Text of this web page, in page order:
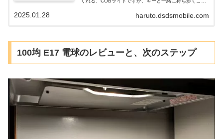
を明るくしてくれる、「COB キーライト」になります。
haruto.dsdsmobile.com
2025.01.28
100均 E17 電球のレビューと、次のステップ